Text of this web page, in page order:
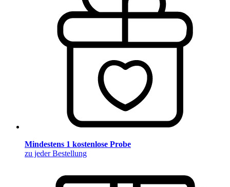
Mindestens 1 kostenlose Probe
zu jeder Bestellung